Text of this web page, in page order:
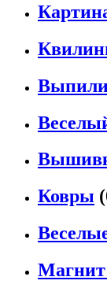
Ковры
Магнит